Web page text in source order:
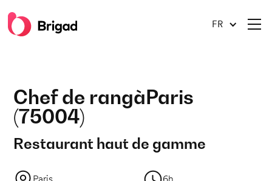
FR
Chef de rangàParis
(75004)
Restaurant haut de gamme